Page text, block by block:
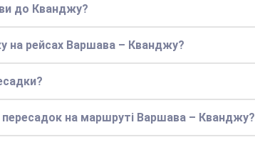
до Кванджу?
на рейсах Варшава – Кванджу?
на маршруті Варшава – Кванджу?